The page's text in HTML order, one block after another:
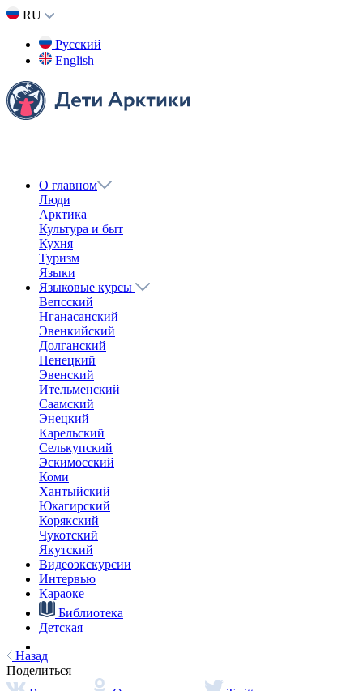
Назад
Вконтакте
Ссылка скопирована в буфер обмена
Тема 3. Быт
В третьей серии курса Лариса Чиркова рассказывает о
традиционном быте вепсов: об устройстве традиционного
жилища, верованиях, о национальном костюме. В конце
ролика вы сможете выучить несколько полезных выражений и
закрепить произношение.
Наверх
О главном
Языковые курсы
Видеоэкскурсии
Караоке
Библиотека
Путешествие в Арктику